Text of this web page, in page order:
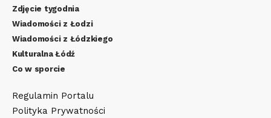
Zdjęcie tygodnia
Wiadomości z Łodzi
Wiadomości z Łódzkiego
Kulturalna Łódź
Co w sporcie
Regulamin Portalu
Polityka Prywatności